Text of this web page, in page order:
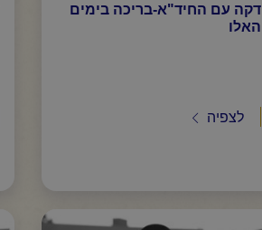
דקה עם החיד"א-בריכה בימים
האלו
לצפיה